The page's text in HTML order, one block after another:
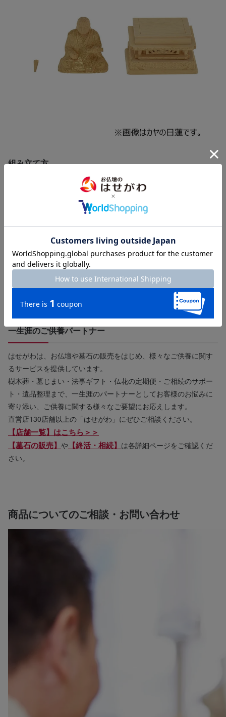
組み立て方
仏身、台座が、笏(しゃく)別々に入っております。 物は向かって
左の手に差し込んでいただき、仏身は台座に乗せてください。
一生涯のご供養パートナー
はせがわは、お仏壇や墓石の販売をはじめ、様々なご供養に関す
るサービスを提供しています。
樹木葬・墓じまい・法事ギフト・仏花の定期便・ご相続のサポー
ト・遺品整理まで、一生涯のパートナーとしてお客様のお悩みに
寄り添い、ご供養に関する様々なご要望にお応えします。
直営店130店舗以上の「はせがわ」にぜひご相談ください。
【店舗一覧】はこちら＞＞
【墓石の販売】 や 【終活・相続】 は各詳細ページをご確認くだ
さい。
商品についてのご相談・お問い合わせ